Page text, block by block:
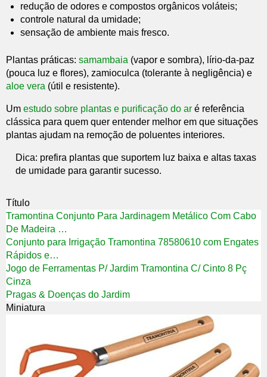
redução de odores e compostos orgânicos voláteis;
controle natural da umidade;
sensação de ambiente mais fresco.
Plantas práticas: samambaia (vapor e sombra), lírio-da-paz
(pouca luz e flores), zamioculca (tolerante à negligência) e
aloe vera (útil e resistente).
Um estudo sobre plantas e purificação do ar é referência
clássica para quem quer entender melhor em que situações
plantas ajudam na remoção de poluentes interiores.
Dica: prefira plantas que suportem luz baixa e altas taxas
de umidade para garantir sucesso.
Título
Tramontina Conjunto Para Jardinagem Metálico Com Cabo
De Madeira …
Conjunto para Irrigação Tramontina 78580610 com Engates
Rápidos e…
Jogo de Ferramentas P/ Jardim Tramontina C/ Cinto 8 Pç
Cinza
Pragas & Doenças do Jardim
Miniatura